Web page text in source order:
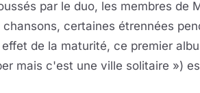
par le duo, les membres de
certaines étrennées
de la maturité, ce premier
mais c'est une ville solitaire »)